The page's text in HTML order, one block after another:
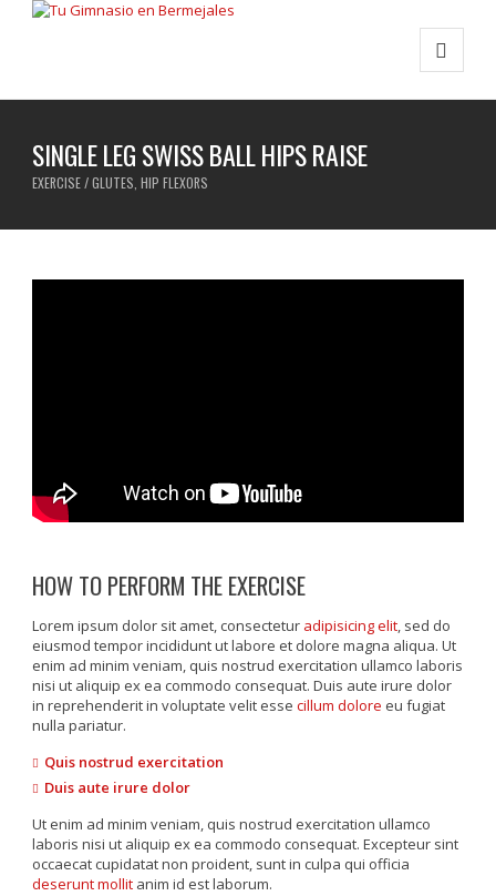
SINGLE LEG SWISS BALL HIPS RAISE
EXERCISE / GLUTES, HIP FLEXORS
HOW TO PERFORM THE EXERCISE
Lorem ipsum dolor sit amet, consectetur adipisicing elit, sed do
eiusmod tempor incididunt ut labore et dolore magna aliqua. Ut
enim ad minim veniam, quis nostrud exercitation ullamco laboris
nisi ut aliquip ex ea commodo consequat. Duis aute irure dolor
in reprehenderit in voluptate velit essecillum dolore eu fugiat
nulla pariatur.
Quis nostrud exercitation
Duis aute irure dolor
Ut enim ad minim veniam, quis nostrud exercitation ullamco
laboris nisi ut aliquip ex ea commodo consequat. Excepteur sint
occaecat cupidatat non proident, sunt in culpa qui officia
deserunt mollit anim id est laborum.